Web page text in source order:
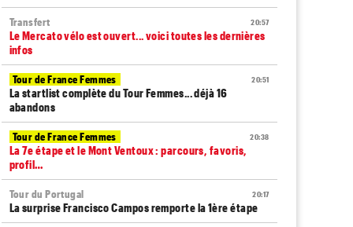
20:57
Transfert
Le Mercato vélo est ouvert... voici toutes les dernières
infos
20:51
Tour de France Femmes
La startlist complète du Tour Femmes... déjà 16
abandons
20:38
Tour de France Femmes
La 7e étape et le Mont Ventoux : parcours, favoris,
profil…
20:17
Tour du Portugal
La surprise Francisco Campos remporte la 1ère étape